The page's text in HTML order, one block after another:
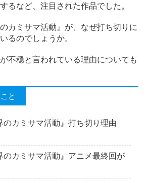
るなど、注目された作品でした。
カミサマ活動』が、なぜ打ち切りに
るのでしょうか。
不穏と言われている理由についても
と
のカミサマ活動』打ち切り理由
のカミサマ活動』アニメ最終回が